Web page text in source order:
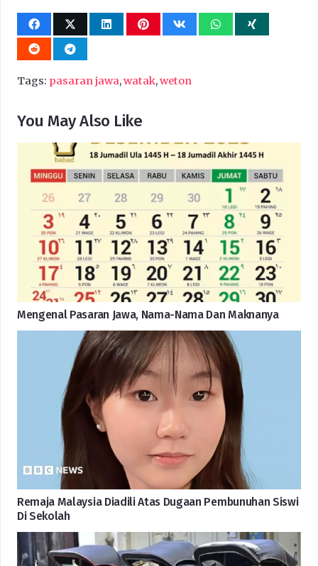
Tags: pasaran jawa,watak,weton
You May Also Like
Mengenal Pasaran Jawa, Nama-Nama Dan Maknanya
Remaja Malaysia Diadili Atas Dugaan Pembunuhan Siswi
Di Sekolah